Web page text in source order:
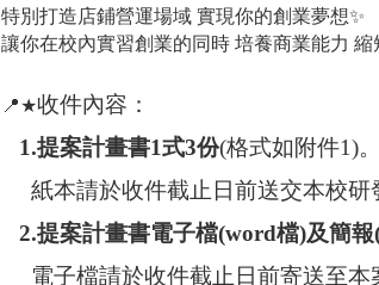
特別打造店鋪營運場域 實現你的創業夢想✨
讓你在校內實習創業的同時 培養商業能力 縮
📍★收件內容：
1.提案計畫書1式3份(格式如附件1)。
紙本請於收件截止日前送交本校研
2.提案計畫書電子檔(word檔)及簡
電子檔請於收件截止日前寄送至本